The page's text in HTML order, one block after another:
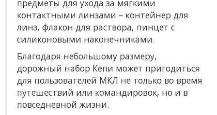
предметы для ухода за мягкими
контактными линзами – контейнер для
линз, флакон для раствора, пинцет с
силиконовыми наконечниками.
Благодаря небольшому размеру,
дорожный набор Кепи может пригодиться
для пользователей МКЛ не только во время
путешествий или командировок, но и в
повседневной жизни.